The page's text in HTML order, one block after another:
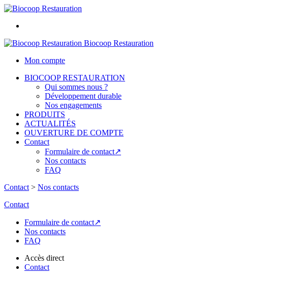
Biocoop Restauration
Mon compte
BIOCOOP RESTAURATION
Qui sommes nous ?
Développement durable
Nos engagements
PRODUITS
ACTUALITÉS
OUVERTURE DE COMPTE
Contact
Formulaire de contact↗
Nos contacts
FAQ
Contact > Nos contacts
Contact
Formulaire de contact↗
Nos contacts
FAQ
Accès direct
Contact